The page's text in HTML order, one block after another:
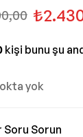
₺
kişi bunu şu
yok
Soru Sorun